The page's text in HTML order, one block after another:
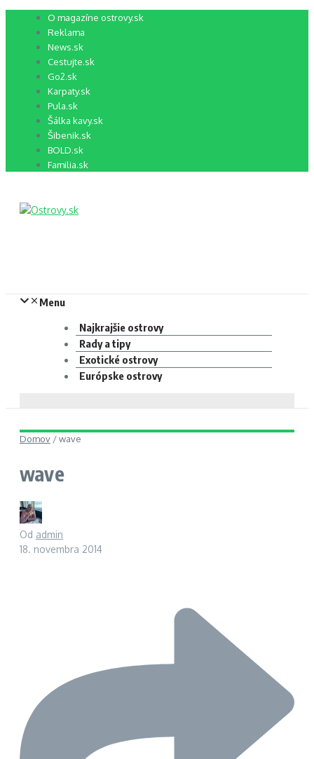
Preskočiť O magazíne ostrovy.sk
Reklama
News.sk
Cestujte.sk
Go2.sk
Karpaty.sk
Pula.sk
Šálka kavy.sk
Šibenik.sk
BOLD.sk
Familia.sk
Menu
Najkrajšie ostrovy
Rady a tipy
Exotické ostrovy
Európske ostrovy
Domov /wave
wave
Od admin
18. novembra 2014